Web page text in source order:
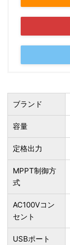
ブランド
容量
定格出力
MPPT制御方
式
AC100Vコン
セント
USBポート